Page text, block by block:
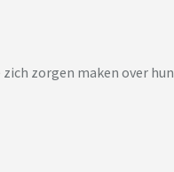
zorgen maken over hun